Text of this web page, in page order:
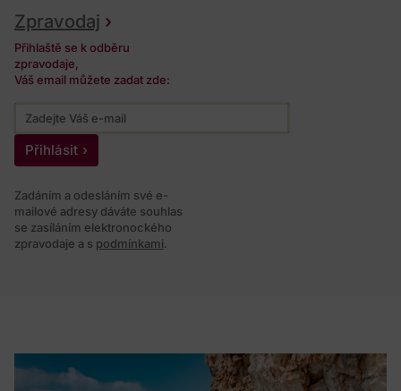
Zpravodaj
Přihlaště se k odběru
zpravodaje,
Váš email můžete zadat zde:
Přihlásit
Zadáním a odesláním své e-
mailové adresy dáváte souhlas
se zasíláním elektronockého
zpravodaje a s podmínkami.